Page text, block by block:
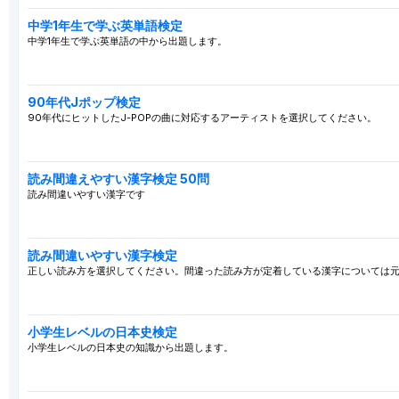
中学1年生で学ぶ英単語検定
中学1年生で学ぶ英単語の中から出題します。
90年代Jポップ検定
90年代にヒットしたJ-POPの曲に対応するアーティストを選択してください。
読み間違えやすい漢字検定 50問
読み間違いやすい漢字です
読み間違いやすい漢字検定
正しい読み方を選択してください。間違った読み方が定着している漢字については
小学生レベルの日本史検定
小学生レベルの日本史の知識から出題します。